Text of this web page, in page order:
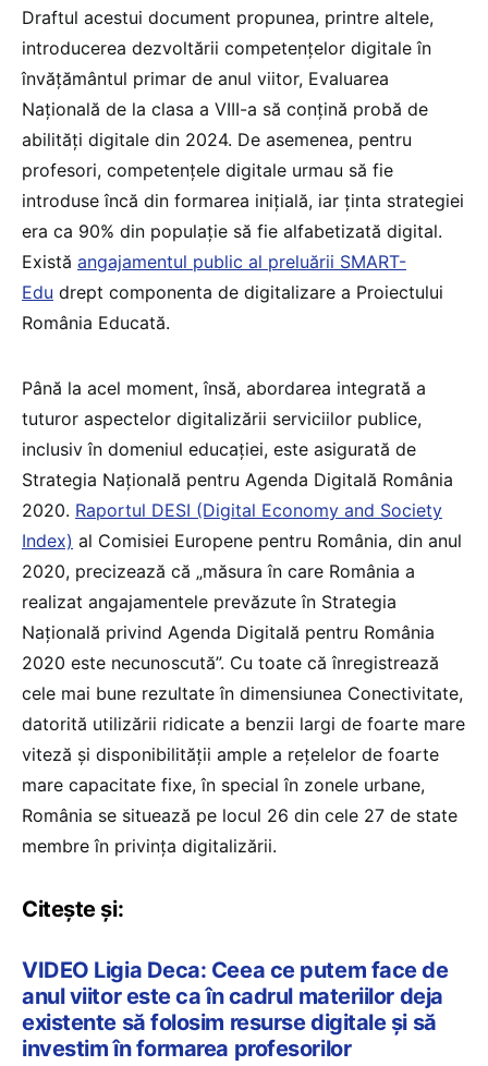
Draftul acestui document propunea, printre altele,
introducerea dezvoltării competențelor digitale în
învățământul primar de anul viitor, Evaluarea
Națională de la clasa a VIII-a să conțină probă de
abilități digitale din 2024. De asemenea, pentru
profesori, competențele digitale urmau să fie
introduse încă din formarea inițială, iar ținta strategiei
era ca 90% din populație să fie alfabetizată digital.
Există angajamentul public al preluării SMART-
Edu drept componenta de digitalizare a Proiectului
România Educată.
Până la acel moment, însă, abordarea integrată a
tuturor aspectelor digitalizării serviciilor publice,
inclusiv în domeniul educației, este asigurată de
Strategia Națională pentru Agenda Digitală România
2020. Raportul DESI (Digital Economy and Society
Index) al Comisiei Europene pentru România, din anul
2020, precizează că „măsura în care România a
realizat angajamentele prevăzute în Strategia
Națională privind Agenda Digitală pentru România
2020 este necunoscută”. Cu toate că înregistrează
cele mai bune rezultate în dimensiunea Conectivitate,
datorită utilizării ridicate a benzii largi de foarte mare
viteză și disponibilității ample a rețelelor de foarte
mare capacitate fixe, în special în zonele urbane,
România se situează pe locul 26 din cele 27 de state
membre în privința digitalizării.
Citește și:
VIDEO Ligia Deca: Ceea ce putem face de
anul viitor este ca în cadrul materiilor deja
existente să folosim resurse digitale și să
investim în formarea profesorilor